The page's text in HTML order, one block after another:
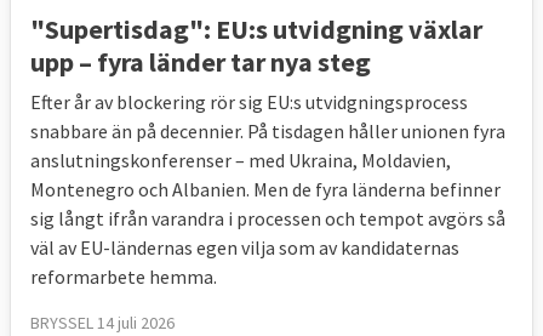
omfördelningen av pengar från rikare till
fattigare och på maktförhållanden i
unionens institutioner.
Demokrati
EU-samarbetet bygger på demokrati. Även
om det råder delade meningar om huruvida
ett nuvarande medlemsland, Ungern,
alltjämt är en demokrati måste nya
"Supertisdag": EU:s utvidgning växlar
upp – fyra länder tar nya steg
Efter år av blockering rör sig EU:s utvidgningsprocess
snabbare än på decennier. På tisdagen håller unionen fyra
anslutningskonferenser – med Ukraina, Moldavien,
Montenegro och Albanien. Men de fyra länderna befinner
sig långt ifrån varandra i processen och tempot avgörs så
väl av EU-ländernas egen vilja som av kandidaternas
reformarbete hemma.
BRYSSEL 14 juli 2026